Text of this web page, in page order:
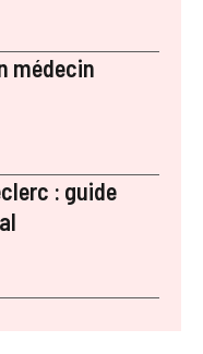
médecin
: guide